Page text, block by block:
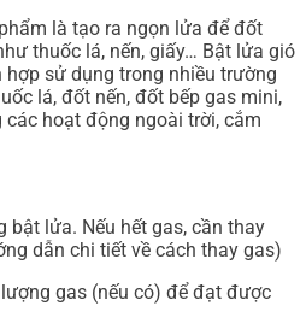
là tạo ra ngọn lửa để đốt
thuốc lá, nến, giấy… Bật lửa gió
sử dụng trong nhiều trường
lá, đốt nến, đốt bếp gas mini,
hoạt động ngoài trời, cắm
bật lửa. Nếu hết gas, cần thay
dẫn chi tiết về cách thay gas)
gas (nếu có) để đạt được